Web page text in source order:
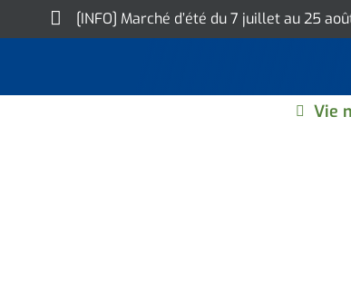
to
[INFO] Marché d’été du 7 juillet au 25
Vie